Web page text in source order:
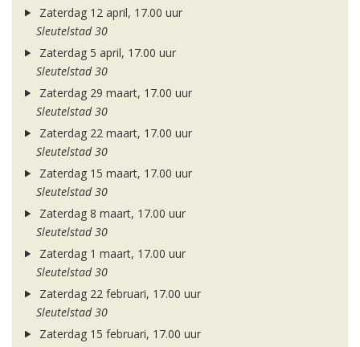
Zaterdag 12 april, 17.00 uur
Sleutelstad 30
Zaterdag 5 april, 17.00 uur
Sleutelstad 30
Zaterdag 29 maart, 17.00 uur
Sleutelstad 30
Zaterdag 22 maart, 17.00 uur
Sleutelstad 30
Zaterdag 15 maart, 17.00 uur
Sleutelstad 30
Zaterdag 8 maart, 17.00 uur
Sleutelstad 30
Zaterdag 1 maart, 17.00 uur
Sleutelstad 30
Zaterdag 22 februari, 17.00 uur
Sleutelstad 30
Zaterdag 15 februari, 17.00 uur